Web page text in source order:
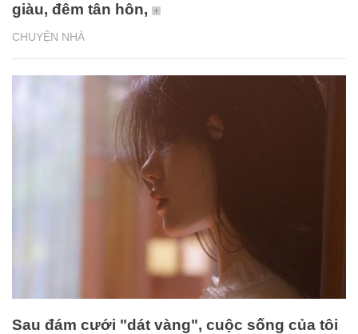
CHUYỆN NHÀ
giàu, đêm tân hôn,
Sau đám cưới "dát vàng", cuộc sống của tôi